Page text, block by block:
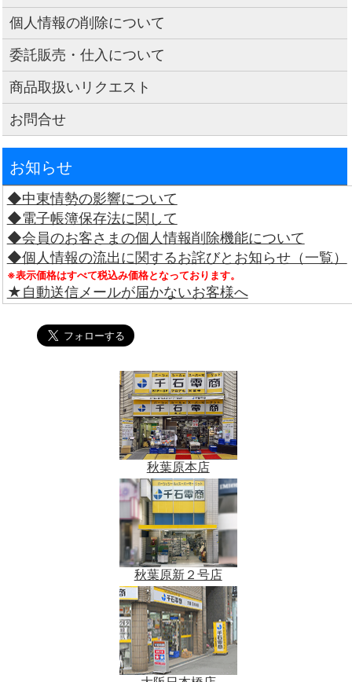
個人情報の削除について
委託販売・仕入について
商品取扱いリクエスト
お問合せ
お知らせ
◆中東情勢の影響について
◆電子帳簿保存法に関して
◆会員のお客さまの個人情報削除機能について
◆個人情報の流出に関するお詫びとお知らせ（一覧）
※表示価格はすべて税込み価格となっております。
★自動送信メールが届かないお客様へ
秋葉原本店
秋葉原新２号店